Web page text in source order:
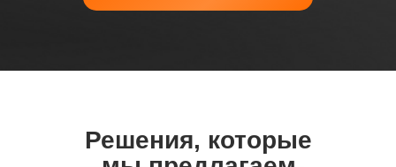
Решения, которые